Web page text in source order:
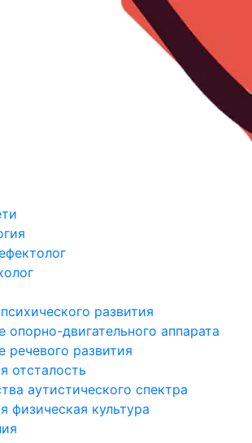
развития
опорно-двигательного аппарата
речевого развития
отсталость
аутистического спектра
физическая культура